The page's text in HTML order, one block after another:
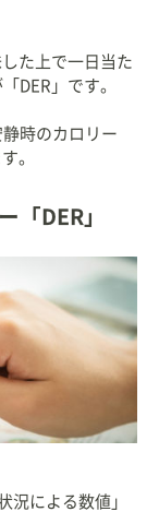
た上で一日当た
DER」です。
時のカロリー
。
「DER」
況による数値」